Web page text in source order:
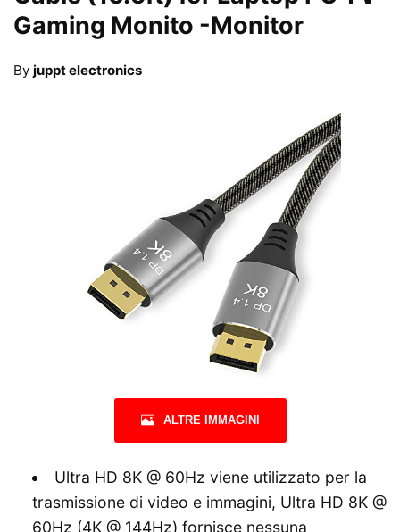
Gaming Monito -Monitor
By juppt electronics
ALTRE IMMAGINI
Ultra HD 8K @ 60Hz viene utilizzato per la
trasmissione di video e immagini, Ultra HD 8K @
60Hz (4K @ 144Hz) fornisce nessuna